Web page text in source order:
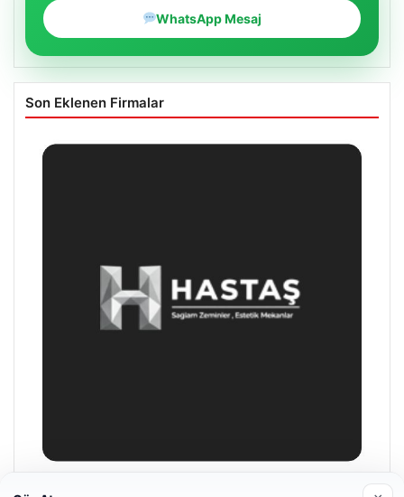
WhatsApp Mesaj
Son Eklenen Firmalar